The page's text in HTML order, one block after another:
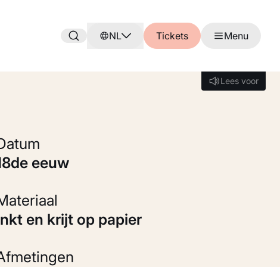
NL Tickets Menu
Lees voor
Lees voor
Datum
18de eeuw
Materiaal
Inkt en krijt op papier
Afmetingen